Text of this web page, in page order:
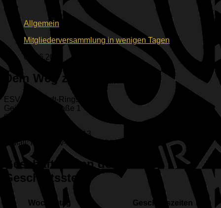
Allgemein
Mitgliederversammlung in wenigen Tagen
02.06.2026
Dein Weg zu uns
ESV Ingolstadt-Ringsee e.V.
Geisenfelder Straße 1
85053 Ingolstadt
Telefon: +49 (841) 65313
E-Mail: info@esv-ingolstadt.de
Geschäftszeiten der ESV-
Geschäftsstelle
Wochentag Geschäftszeiten